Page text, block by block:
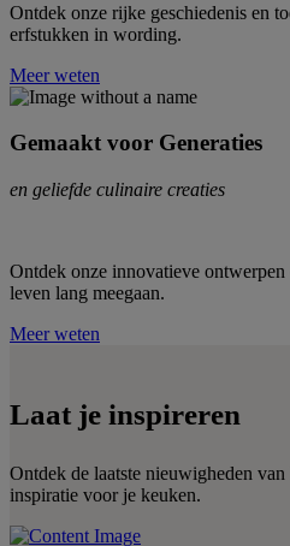
Ontdek onze rijke geschiedenis en
erfstukken in wording.
Meer weten
Gemaakt voor Generaties
en geliefde culinaire creaties
Ontdek onze innovatieve
leven lang meegaan.
Meer weten
Laat je inspireren
Ontdek de laatste nieuwigheden
inspiratie voor je keuken.